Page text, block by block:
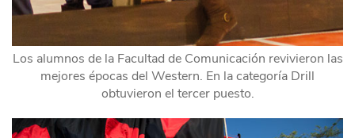
Los alumnos de la Facultad de Comunicación revivieron las
mejores épocas del Western. En la categoría Drill
obtuvieron el tercer puesto.